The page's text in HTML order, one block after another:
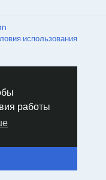
работы
использования